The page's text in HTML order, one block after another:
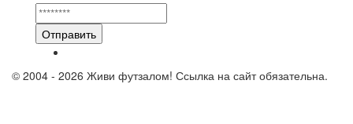
Отправить
© 2004 - 2026 Живи футзалом! Ссылка на сайт обязательна.